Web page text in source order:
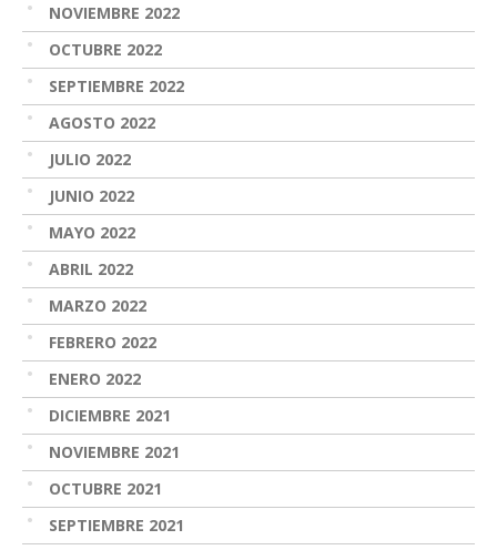
NOVIEMBRE 2022
OCTUBRE 2022
SEPTIEMBRE 2022
AGOSTO 2022
JULIO 2022
JUNIO 2022
MAYO 2022
ABRIL 2022
MARZO 2022
FEBRERO 2022
ENERO 2022
DICIEMBRE 2021
NOVIEMBRE 2021
OCTUBRE 2021
SEPTIEMBRE 2021